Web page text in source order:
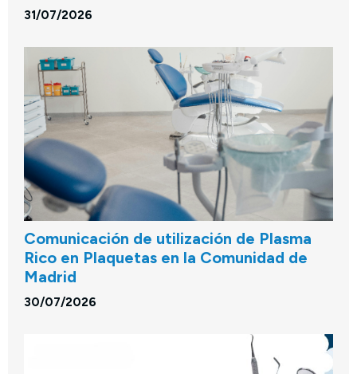
31/07/2026
Comunicación de utilización de Plasma
Rico en Plaquetas en la Comunidad de
Madrid
30/07/2026